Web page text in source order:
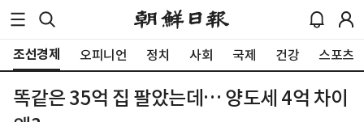
조선경제 오피니언 정치 사회 국제 건강 스포츠
똑같은 35억 집 팔았는데… 양도세 4억 차이